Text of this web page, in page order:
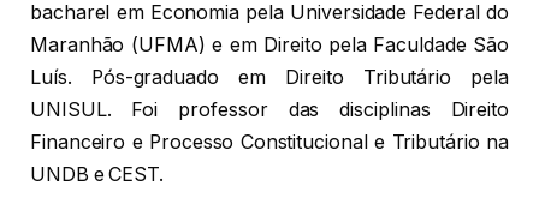
bacharel em Economia pela Universidade Federal do
Maranhão (UFMA) e em Direito pela Faculdade São
Luís. Pós-graduado em Direito Tributário pela
UNISUL. Foi professor das disciplinas Direito
Financeiro e Processo Constitucional e Tributário na
UNDB e CEST.